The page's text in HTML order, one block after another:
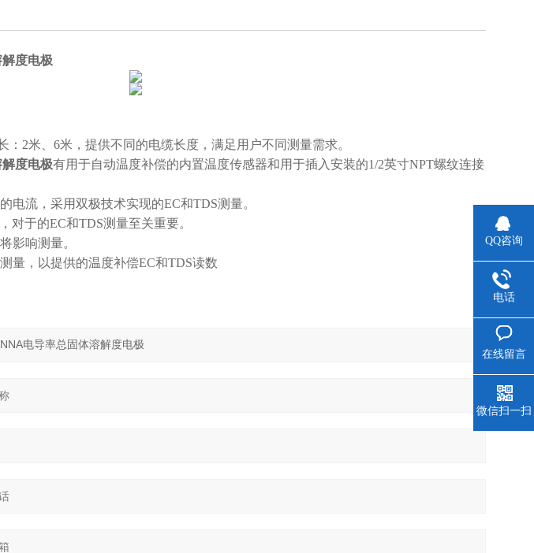
度电极
：2米、6米，提供不同的电缆长度，满足用户不同测量需求。
度电极有用于自动温度补偿的内置温度传感器和用于插入安装的1/2英寸NPT螺纹连接
电流，采用双极技术实现的EC和TDS测量。
对于的EC和TDS测量至关重要。
影响测量。
量，以提供的温度补偿EC和TDS读数
QQ咨询
电话
在线留言
微信扫一扫